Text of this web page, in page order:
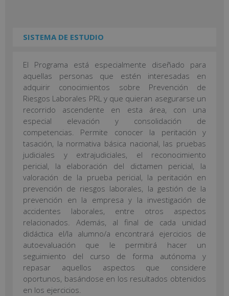
SISTEMA DE ESTUDIO
El Programa está especialmente diseñado para
aquellas personas que estén interesadas en
adquirir conocimientos sobre Prevención de
Riesgos Laborales PRL y que quieran asegurarse un
recorrido ascendente en esta área, con una
especial elevación y consolidación de
competencias. Permite conocer la peritación y
tasación, la normativa básica nacional, las pruebas
judiciales y extrajudiciales, el reconocimiento
pericial, la elaboración del dictamen pericial, la
valoración de la prueba pericial, la peritación en
prevención de riesgos laborales, la gestión de la
prevención en la empresa y la investigación de
accidentes laborales, entre otros aspectos
relacionados. Además, al final de cada unidad
didáctica el/la alumno/a encontrará ejercicios de
autoevaluación que le permitirá hacer un
seguimiento del curso de forma autónoma y
repasar aquellos aspectos que considere
oportunos, basándose en los resultados obtenidos
en los ejercicios.